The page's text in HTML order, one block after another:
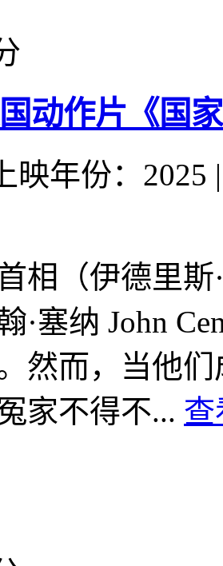
动作片《国
上映年份：2025 |
（伊德里斯·
·塞纳 John
然而，当他
家不得不... 查